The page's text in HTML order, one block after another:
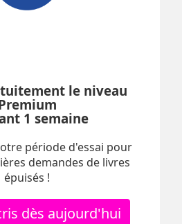
le niveau
1 semaine
période d'essai pour
demandes de livres
épuisés !
dès aujourd'hui